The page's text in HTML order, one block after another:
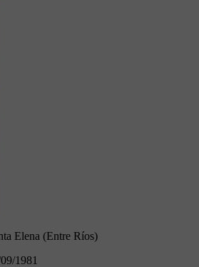
Elena (Entre Ríos)
1981